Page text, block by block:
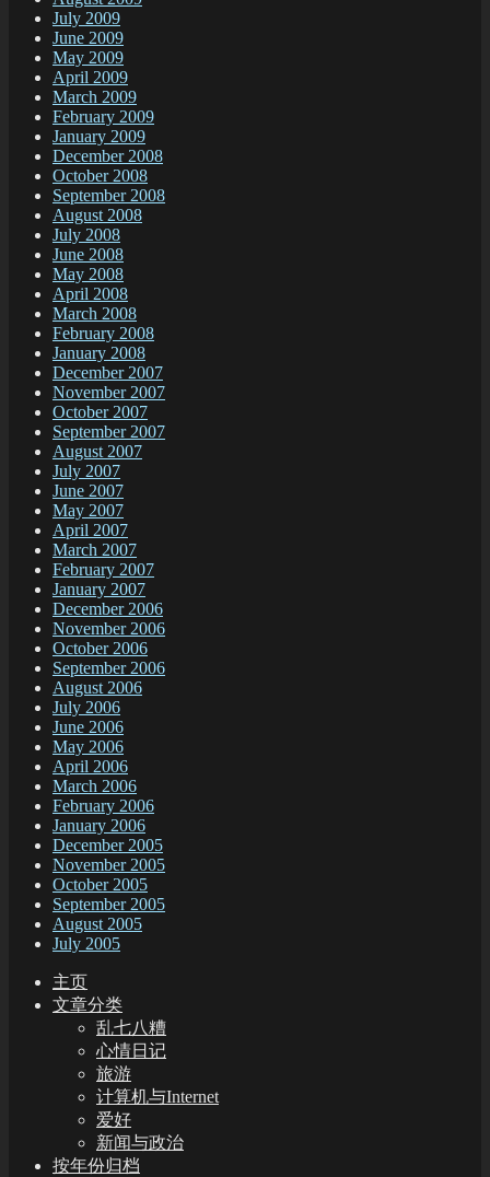
July 2009
June 2009
May 2009
April 2009
March 2009
February 2009
January 2009
December 2008
October 2008
September 2008
August 2008
July 2008
June 2008
May 2008
April 2008
March 2008
February 2008
January 2008
December 2007
November 2007
October 2007
September 2007
August 2007
July 2007
June 2007
May 2007
April 2007
March 2007
February 2007
January 2007
December 2006
November 2006
October 2006
September 2006
August 2006
July 2006
June 2006
May 2006
April 2006
March 2006
February 2006
January 2006
December 2005
November 2005
October 2005
September 2005
August 2005
July 2005
主页
文章分类
乱七八糟
心情日记
旅游
计算机与Internet
爱好
新闻与政治
按年份归档